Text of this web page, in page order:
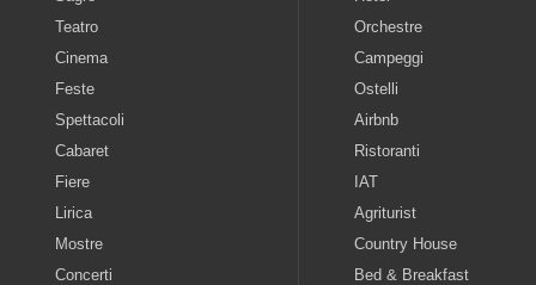
Teatro
Cinema
Feste
Spettacoli
Cabaret
Fiere
Lirica
Mostre
Concerti
Orchestre
Campeggi
Ostelli
Airbnb
Ristoranti
IAT
Agriturist
Country House
Bed & Breakfast